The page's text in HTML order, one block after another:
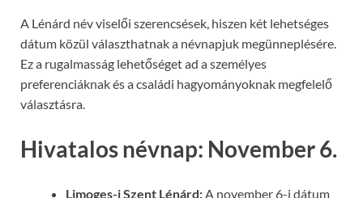
A Lénárd név viselői szerencsések, hiszen két lehetséges
dátum közül választhatnak a névnapjuk megünneplésére.
Ez a rugalmasság lehetőséget ad a személyes
preferenciáknak és a családi hagyományoknak megfelelő
választásra.
Hivatalos névnap: November 6.
Limoges-i Szent Lénárd:A november 6-i dátum